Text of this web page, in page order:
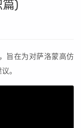
)
旨在为对萨洛蒙高仿
。